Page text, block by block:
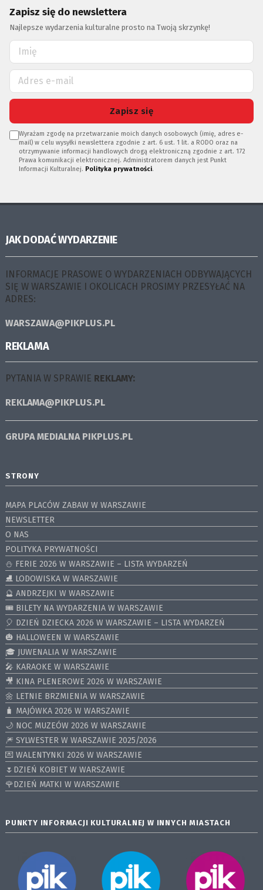
Zapisz się do newslettera
Najlepsze wydarzenia kulturalne prosto na Twoją skrzynkę!
Zapisz się
Wyrażam zgodę na przetwarzanie moich danych osobowych (imię, adres e-
mail) w celu wysyłki newslettera zgodnie z art. 6 ust. 1 lit. a RODO oraz na
otrzymywanie informacji handlowych drogą elektroniczną zgodnie z art. 172
Prawa komunikacji elektronicznej. Administratorem danych jest Punkt
Informacji Kulturalnej. Polityka prywatności.
JAK DODAĆ WYDARZENIE
INFORMACJE PRASOWE O WYDARZENIACH ODBYWAJĄCYCH
SIĘ W WARSZAWIE I OKOLICACH PROSIMY PRZESYŁAĆ NA
ADRES:
WARSZAWA@PIKPLUS.PL
REKLAMA
PYTANIA W SPRAWIE REKLAMY:
REKLAMA@PIKPLUS.PL
GRUPA MEDIALNA PIKPLUS.PL
STRONY
MAPA PLACÓW ZABAW W WARSZAWIE
NEWSLETTER
O NAS
POLITYKA PRYWATNOŚCI
⛄️ FERIE 2026 W WARSZAWIE – LISTA WYDARZEŃ
⛸ LODOWISKA W WARSZAWIE
🔮 ANDRZEJKI W WARSZAWIE
🎟️ BILETY NA WYDARZENIA W WARSZAWIE
🎈 DZIEŃ DZIECKA 2026 W WARSZAWIE – LISTA WYDARZEŃ
🎃 HALLOWEEN W WARSZAWIE
🎓 JUWENALIA W WARSZAWIE
🎤 KARAOKE W WARSZAWIE
🎥 KINA PLENEROWE 2026 W WARSZAWIE
🌼 LETNIE BRZMIENIA W WARSZAWIE
🧳 MAJÓWKA 2026 W WARSZAWIE
🌙 NOC MUZEÓW 2026 W WARSZAWIE
🎆 SYLWESTER W WARSZAWIE 2025/2026
💌 WALENTYNKI 2026 W WARSZAWIE
🌷DZIEŃ KOBIET W WARSZAWIE
🌹DZIEŃ MATKI W WARSZAWIE
PUNKTY INFORMACJI KULTURALNEJ W INNYCH MIASTACH